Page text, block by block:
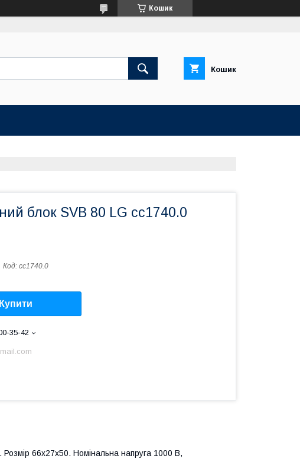
Кошик
Кошик
блок SVB 80 LG сс1740.0
Код: cc1740.0
Купити
35-42
66х27х50. Номінальна напруга 1000 В,